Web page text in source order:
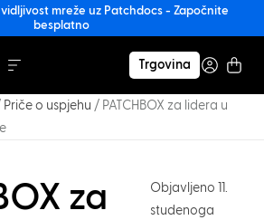
mreže uz Patchdocs - Započnite
besplatno
Trgovina
Priče o uspjehu / PATCHBOX za lidera u
za
Objavljeno 11.
studenoga